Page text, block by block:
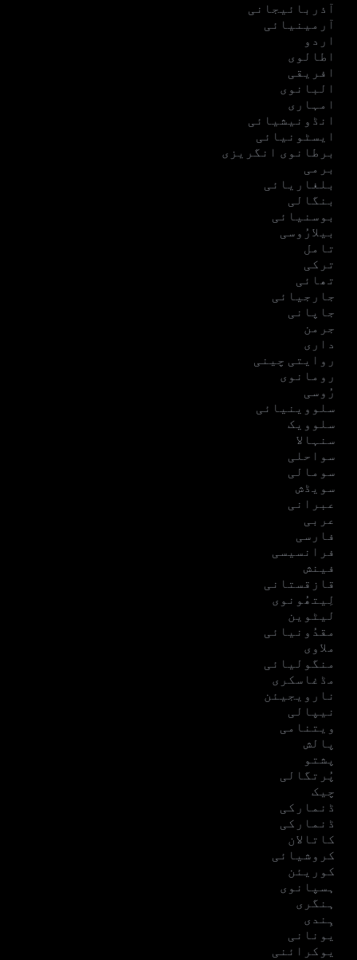
آذربائیجانی
آرمینیائی
اردو
اطالوی
افریقی
البانوی
امہاری
انڈونیشیائی
ایسٹونیائی
برطانوی انگریزی
برمی
بلغاریائی
بنگالی
بوسنیائی
بیلارُوسی
تامل
ترکی
تھائی
جارجیائی
جاپانی
جرمن
داری
روایتی چینی
رومانوی
رُوسی
سلووینیائی
سلوویک
سنہالا
سواحلی
سومالی
سویڈش
عبرانی
عربی
فارسی
فرانسیسی
فینش
قازقستانی
لِیتھُونوی
لیٹوین
مقدُونیائی
ملاوی
منگولیائی
مڈغاسکری
نارویجیئن
نیپالی
ویتنامی
پالش
پشتو
پُرتگالی
چیک
ڈنمارکی
ڈنمارکی
کاتالان
کروشیائی
کوریئن
ہسپانوی
ہنگری
ہِندی
یونانی
یوکرائنی